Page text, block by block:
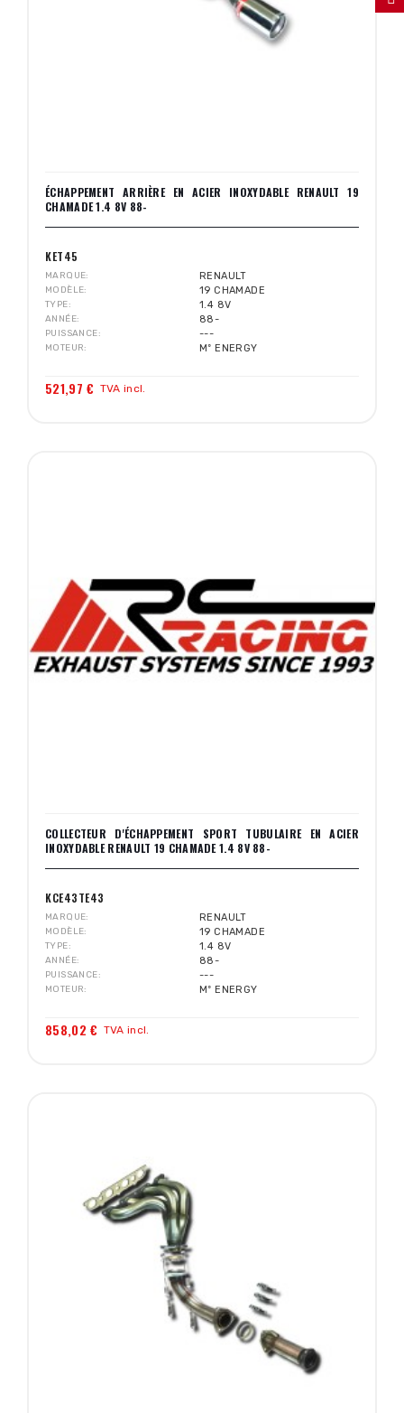
ÉCHAPPEMENT ARRIÈRE EN ACIER INOXYDABLE RENAULT 19
CHAMADE 1.4 8V 88-
KET45
MARQUE RENAULT
MODÈLE 19 CHAMADE
TYPE 1.4 8V
ANNÉE 88-
PUISSANCE ---
MOTEUR Mº ENERGY
521,97 € TVA incl.
COLLECTEUR D'ÉCHAPPEMENT SPORT TUBULAIRE EN ACIER
INOXYDABLE RENAULT 19 CHAMADE 1.4 8V 88-
KCE43TE43
MARQUE RENAULT
MODÈLE 19 CHAMADE
TYPE 1.4 8V
ANNÉE 88-
PUISSANCE ---
MOTEUR Mº ENERGY
858,02 € TVA incl.